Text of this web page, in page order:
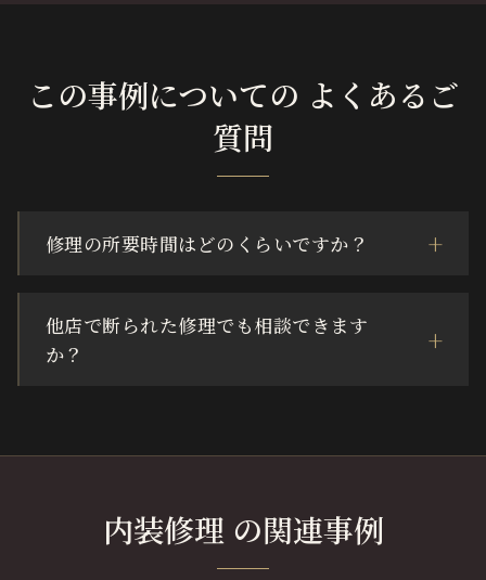
この事例についての よくあるご
質問
修理の所要時間はどのくらいですか？
他店で断られた修理でも相談できます
か？
内装修理 の関連事例